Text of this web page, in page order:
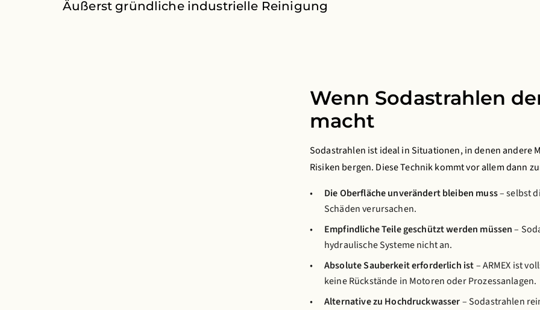
Äußerst gründliche industrielle Reinigung
Wenn Sodastrahlen
macht
Sodastrahlen ist ideal in Situationen, in denen andere
Risiken bergen. Diese Technik kommt vor allem dann
Die Oberfläche unverändert bleiben muss– selbst
Schäden verursachen.
Empfindliche Teile geschützt werden müssen–
hydraulische Systeme nicht an.
Absolute Sauberkeit erforderlich ist– ARMEX ist
keine Rückstände in Motoren oder Prozessanlagen.
Alternative zu Hochdruckwasser– Sodastrahlen